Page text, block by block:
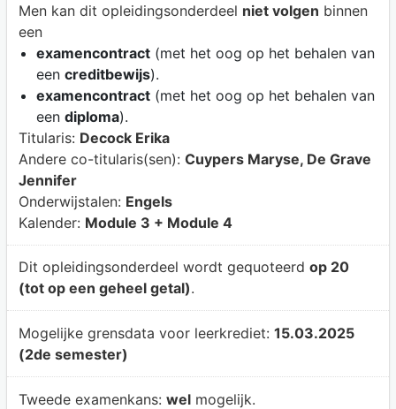
Men kan dit opleidingsonderdeel niet volgen binnen
een
examencontract(met het oog op het behalen van
een creditbewijs).
examencontract(met het oog op het behalen van
een diploma).
Titularis: Decock Erika
Andere co-titularis(sen): Cuypers Maryse, De Grave
Jennifer
Onderwijstalen: Engels
Kalender: Module 3 + Module 4
Dit opleidingsonderdeel wordt gequoteerd op 20
(tot op een geheel getal).
Mogelijke grensdata voor leerkrediet: 15.03.2025
(2de semester)
Tweede examenkans: welmogelijk.